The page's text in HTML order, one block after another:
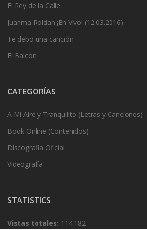
El Rey de la Calle
Juanma Roldan ¡En Vivo! (12.03.2016)
Te debo una canción
El Balcon
CATEGORÍAS
A Mi Aire y Tranquilito (Letras y Canciones)
Book Online (Contenidos)
Discografia Oficial
Videografía
STATISTICS
Vistas totales: 114.182